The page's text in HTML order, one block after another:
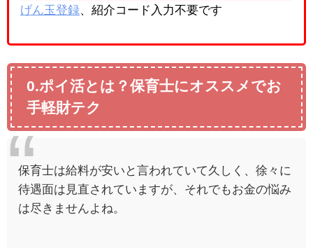
げん玉登録 、紹介コード入力不要です
0.ポイ活とは？保育士にオススメでお
手軽財テク
保育士は給料が安いと言われていて久しく、徐々に
待遇面は見直されていますが、それでもお金の悩み
は尽きませんよね。